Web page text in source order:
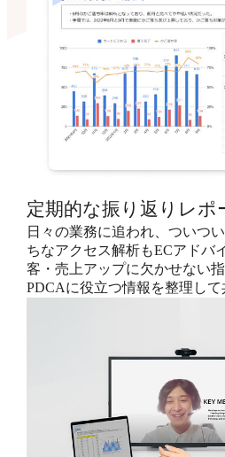
定期的な振り返りレポ
日々の業務に追われ、ついつ
ちなアクセス解析もECアドバ
客・売上アップに欠かせない
PDCAに役立つ情報を整理して